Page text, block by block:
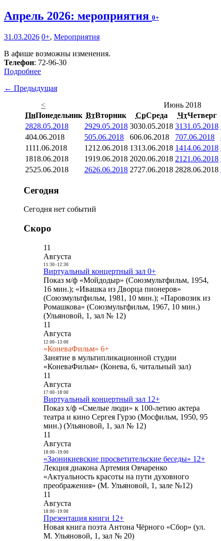
Апрель 2026: мероприятия 0+
31.03.2026 0+, Мероприятия
В афише возможны изменения.
Телефон: 72-96-30
Подробнее
← Предыдущая
<
Июнь 2018
ПнПонедельник ВтВторник СрСреда ЧтЧетверг
2828.05.2018 2929.05.2018 3030.05.2018 3131.05.2018
404.06.2018 505.06.2018 606.06.2018 707.06.2018
1111.06.2018 1212.06.2018 1313.06.2018 1414.06.2018
1818.06.2018 1919.06.2018 2020.06.2018 21 21.06.2018
2525.06.2018 2626.06.2018 2727.06.2018 2828.06.2018
Сегодня
Сегодня нет событий
Скоро
11
Августа
11:30- 12:30
Виртуальный концертный зал 0+
Показ м/ф «Мойдодыр» (Союзмультфильм, 1954,
16 мин.); «Ивашка из Дворца пионеров»
(Союзмультфильм, 1981, 10 мин.); «Паровозик из
Ромашкова» (Союзмультфильм, 1967, 10 мин.)
(Ульяновой, 1, зал № 12)
11
Августа
12:00- 13:00
«КоневаФильм» 6+
Занятие в мультипликационной студии
«КоневаФильм» (Конева, 6, читальный зал)
11
Августа
17:00- 18:00
Виртуальный концертный зал 12+
Показ х/ф «Смелые люди» к 100-летию актера
театра и кино Сергея Гурзо (Мосфильм, 1950, 95
мин.) (Ульяновой, 1, зал № 12)
11
Августа
18:00- 19:00
«Заоникиевские просветительские беседы» 12+
Лекция диакона Артемия Овчаренко
«Актуальность красоты на пути духовного
преображения» (М. Ульяновой, 1, зале №12)
11
Августа
18:00- 19:00
Презентация книги 12+
Новая книга поэта Антона Чёрного «Сбор» (ул.
М. Ульяновой, 1, зал № 20)